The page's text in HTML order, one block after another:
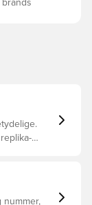
nummer,